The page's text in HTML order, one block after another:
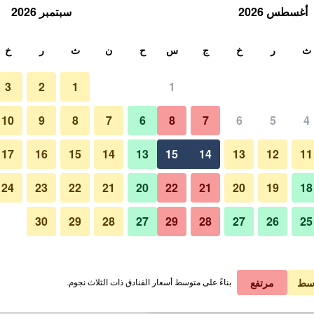
في الليلة
﷼ عرض الصفقة
﷼ عرض الصفقة
غرفة نوم
صور لـ كورت يارد باي ماريوت
أغسطس 2026
ث ر خ ج س
1
4
5
6
7
8
11
12
13
14
15
18
19
20
21
22
25
26
27
28
29
سبتمبر 2026
ح ن ث ر خ
1
2
3
6
7
8
9
10
13
14
15
16
17
20
21
22
23
24
27
28
29
30
مرتفع بناءً على متوسط أسعار الفنادق ذات الثلاث نجوم.